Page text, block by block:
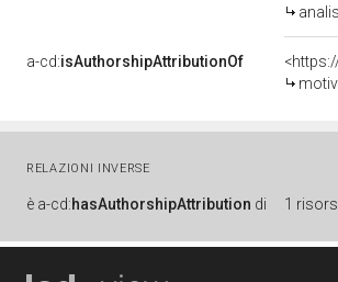
a-cd:isAuthorshipAttributionOf
RELAZIONI INVERSE
è a-cd:hasAuthorshipAttribution di 1